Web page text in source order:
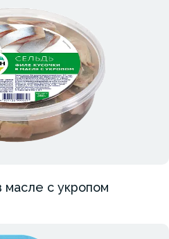
масле с укропом